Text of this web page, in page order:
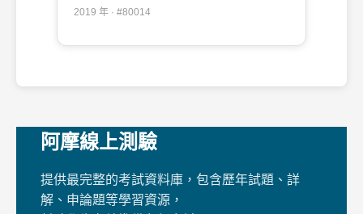
2019 年 · #80014
阿摩線上測驗
提供最完整的考試資料庫，包含歷年試題、詳
解、申論題等學習資源，